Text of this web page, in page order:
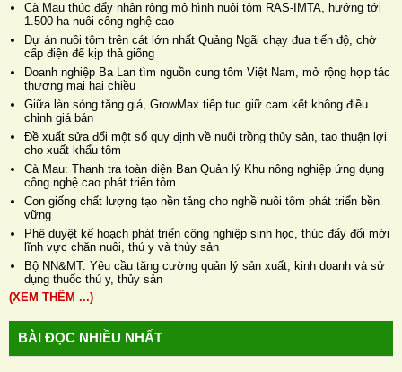
Cà Mau thúc đẩy nhân rộng mô hình nuôi tôm RAS-IMTA, hướng tới
1.500 ha nuôi công nghệ cao
Dự án nuôi tôm trên cát lớn nhất Quảng Ngãi chạy đua tiến độ, chờ
cấp điện để kịp thả giống
Doanh nghiệp Ba Lan tìm nguồn cung tôm Việt Nam, mở rộng hợp tác
thương mại hai chiều
Giữa làn sóng tăng giá, GrowMax tiếp tục giữ cam kết không điều
chỉnh giá bán
Đề xuất sửa đổi một số quy định về nuôi trồng thủy sản, tạo thuận lợi
cho xuất khẩu tôm
Cà Mau: Thanh tra toàn diện Ban Quản lý Khu nông nghiệp ứng dụng
công nghệ cao phát triển tôm
Con giống chất lượng tạo nền tảng cho nghề nuôi tôm phát triển bền
vững
Phê duyệt kế hoạch phát triển công nghiệp sinh học, thúc đẩy đổi mới
lĩnh vực chăn nuôi, thú y và thủy sản
Bộ NN&MT: Yêu cầu tăng cường quản lý sản xuất, kinh doanh và sử
dụng thuốc thú y, thủy sản
(XEM THÊM ...)
BÀI ĐỌC NHIỀU NHẤT